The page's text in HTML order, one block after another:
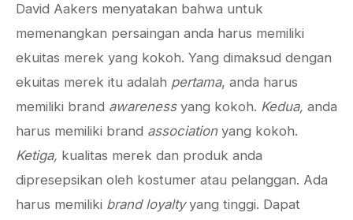
David Aakers menyatakan bahwa untuk
memenangkan persaingan anda harus memiliki
ekuitas merek yang kokoh. Yang dimaksud dengan
ekuitas merek itu adalah pertama, anda harus
memiliki brand awarenessyang kokoh. Kedua, anda
harus memiliki brand association yang kokoh.
Ketiga, kualitas merek dan produk anda
dipresepsikan oleh kostumer atau pelanggan. Ada
harus memiliki brand loyaltyyang tinggi. Dapat